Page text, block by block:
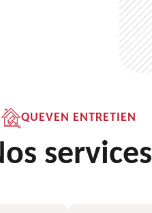
QUEVEN ENTRETIEN
services